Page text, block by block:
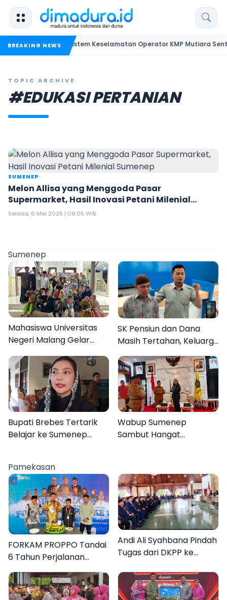
BREAKING NEWS
Audit Sistem Keselamatan Operator KMP Mutiara Sentosa II
TOPIC ARCHIVE
#EDUKASI PERTANIAN
SUMENEP
Melon Allisa yang Menggoda Pasar
Supermarket, Hasil Inovasi Petani Milenial
Sumenep
Selasa, 6 Mei 2025 | 06:05 WIB
Sumenep
Mahasiswa Universitas
Negeri Malang Gelar
Desa Dapenda
SK Pensiun dan Dana
Masih Tertahan, Keluarga
Korban Tagih Janji BRI
Sumenep
Bupati Brebes Tertarik
Belajar ke Sumenep
Wabup Sumenep
Sambut Hangat
Pamekasan
FORKAM PROPPO Tandai
6 Tahun Perjalanan
dengan Peluncuran Mars,
Hymne, dan Buku
Organisasi
Andi Ali Syahbana Pindah
Tugas dari DKPP ke